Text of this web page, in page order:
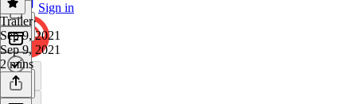
Sign in
Trailer·
Sep 9, 2021
Sep 9, 2021
2 mins